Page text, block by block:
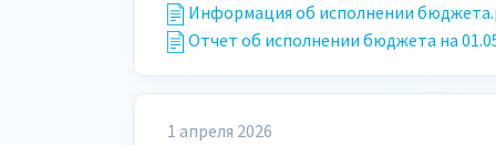
Информация об исполнении
Отчет об исполнении бюджета на
1 апреля 2026